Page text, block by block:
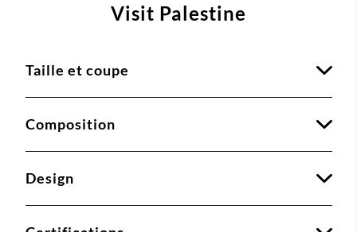
Visit Palestine
Taille et coupe
Composition
Design